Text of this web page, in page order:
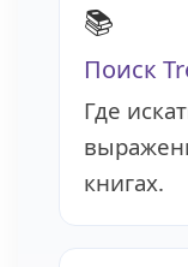
📚
Поиск
Где
книгах.